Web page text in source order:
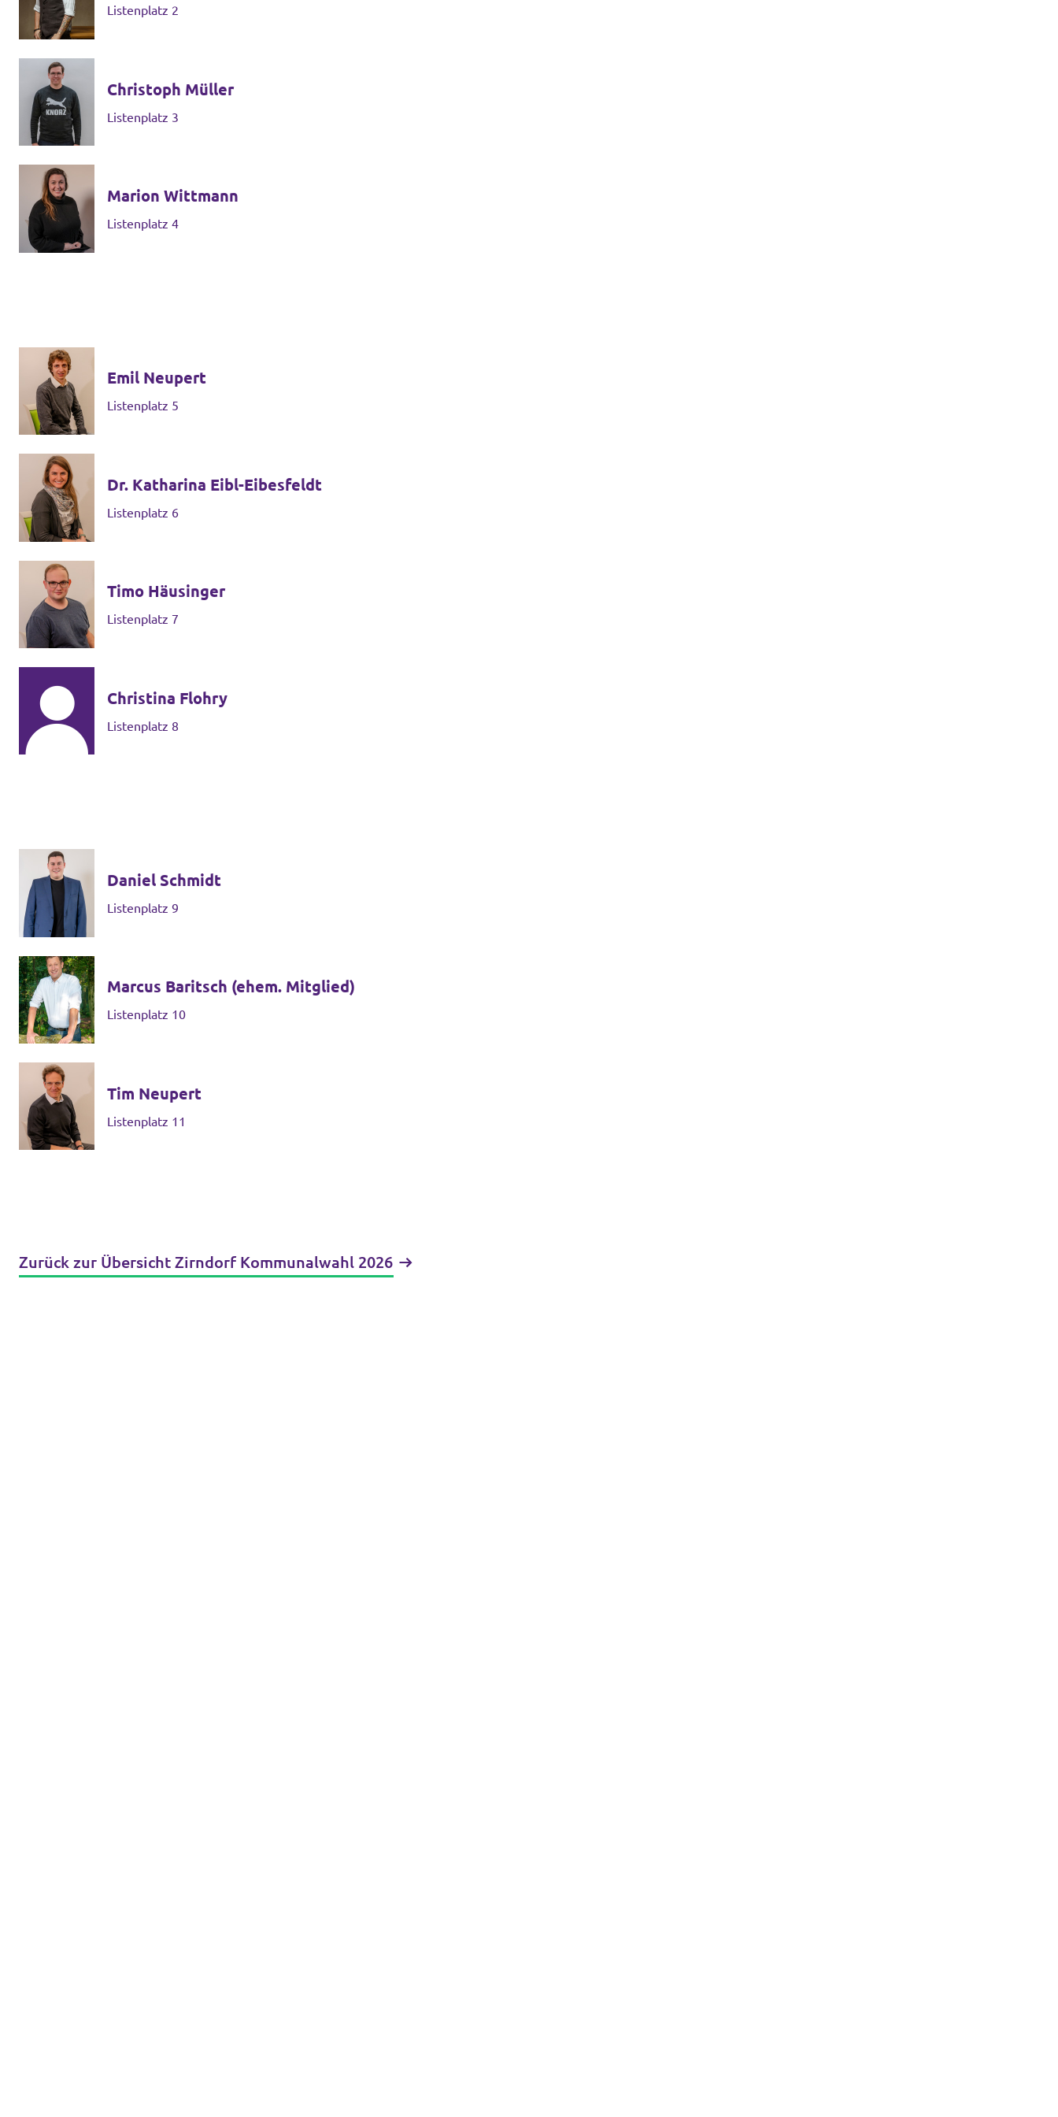
Datenschutz
Impressum
Kontakt
Listenplatz 2
Christoph Müller
Listenplatz 3
Marion Wittmann
Listenplatz 4
Emil Neupert
Listenplatz 5
Dr. Katharina Eibl-Eibesfeldt
Listenplatz 6
Timo Häusinger
Listenplatz 7
Christina Flohry
Listenplatz 8
Daniel Schmidt
Listenplatz 9
Marcus Baritsch (ehem. Mitglied)
Listenplatz 10
Tim Neupert
Listenplatz 11
Zurück zur Übersicht Zirndorf Kommunalwahl 2026